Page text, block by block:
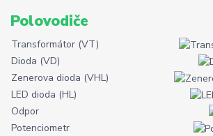
Polovodiče
Transformátor (VT)
Dioda (VD)
Zenerova dioda (VHL)
LED dioda (HL)
Odpor
Potenciometr